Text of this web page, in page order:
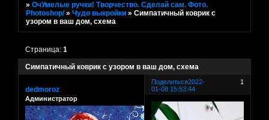
»ОчУмелые ручки! Творчество. Сделай сам. Фото.
Photoshop/ »Чудо выкройки »Симпатичный коврик с
узором в ваш дом, схема
Симпатичный коврик с узором в ваш дом, схема
Страница:1
Поделиться 1
2022-
01-08 15:53:44
dedmoroz
Администратор